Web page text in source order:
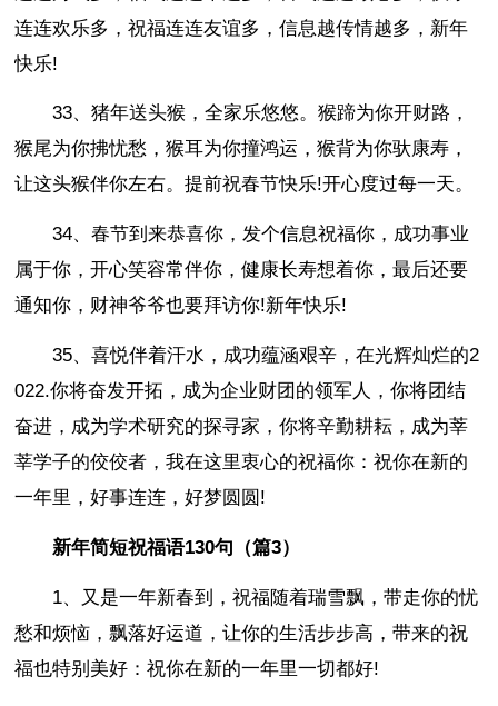
连连欢乐多，祝福连连友谊多，信息越传情越多，新年
快乐!
33、猪年送头猴，全家乐悠悠。猴蹄为你开财路，
猴尾为你拂忧愁，猴耳为你撞鸿运，猴背为你驮康寿，
让这头猴伴你左右。提前祝春节快乐!开心度过每一天。
34、春节到来恭喜你，发个信息祝福你，成功事业
属于你，开心笑容常伴你，健康长寿想着你，最后还要
通知你，财神爷爷也要拜访你!新年快乐!
35、喜悦伴着汗水，成功蕴涵艰辛，在光辉灿烂的2
022.你将奋发开拓，成为企业财团的领军人，你将团结
奋进，成为学术研究的探寻家，你将辛勤耕耘，成为莘
莘学子的佼佼者，我在这里衷心的祝福你：祝你在新的
一年里，好事连连，好梦圆圆!
新年简短祝福语130句（篇3）
1、又是一年新春到，祝福随着瑞雪飘，带走你的忧
愁和烦恼，飘落好运道，让你的生活步步高，带来的祝
福也特别美好：祝你在新的一年里一切都好!